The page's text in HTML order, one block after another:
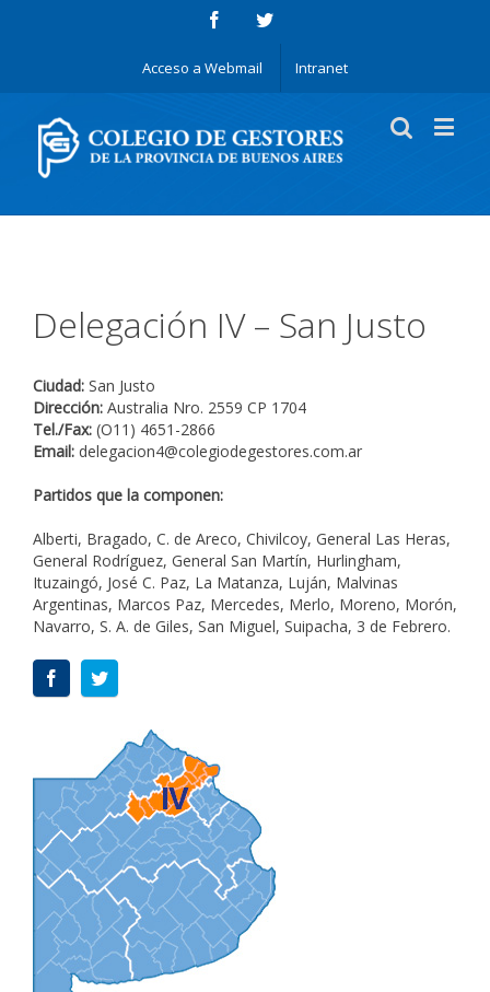
Acceso a Webmail Intranet
Delegación IV – San Justo
Ciudad: San Justo
Dirección: Australia Nro. 2559 CP 1704
Tel./Fax: (O11) 4651-2866
Email: delegacion4@colegiodegestores.com.ar
Partidos que la componen:
Alberti, Bragado, C. de Areco, Chivilcoy, General Las Heras,
General Rodríguez, General San Martín, Hurlingham,
Ituzaingó, José C. Paz, La Matanza, Luján, Malvinas
Argentinas, Marcos Paz, Mercedes, Merlo, Moreno, Morón,
Navarro, S. A. de Giles, San Miguel, Suipacha, 3 de Febrero.